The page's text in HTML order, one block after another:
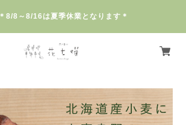
＊8/8～8/16は夏季休業となります＊